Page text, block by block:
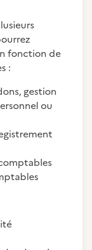
fonction de
:
gestion
ou